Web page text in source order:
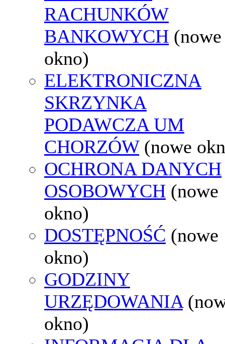
RACHUNKÓW
BANKOWYCH (nowe
okno)
ELEKTRONICZNA
SKRZYNKA
PODAWCZA UM
CHORZÓW (nowe
OCHRONA DANYCH
OSOBOWYCH (nowe
okno)
DOSTĘPNOŚĆ (nowe
okno)
GODZINY
URZĘDOWANIA
okno)